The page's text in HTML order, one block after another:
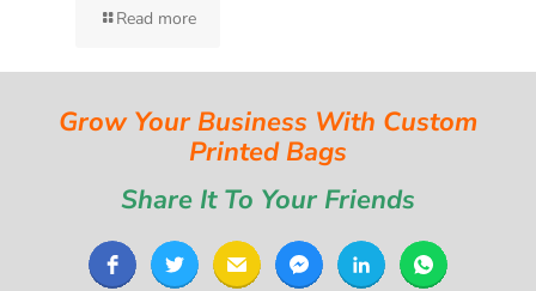
Read more
Grow Your Business With Custom
Printed Bags
Share It To Your Friends